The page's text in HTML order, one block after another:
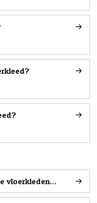
vloerkleden…